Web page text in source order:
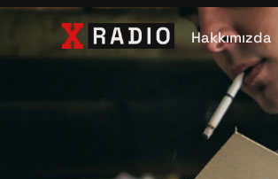
Hakkımızda